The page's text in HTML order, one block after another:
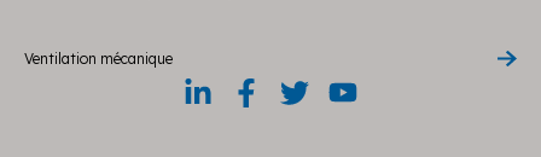
Ventilation mécanique